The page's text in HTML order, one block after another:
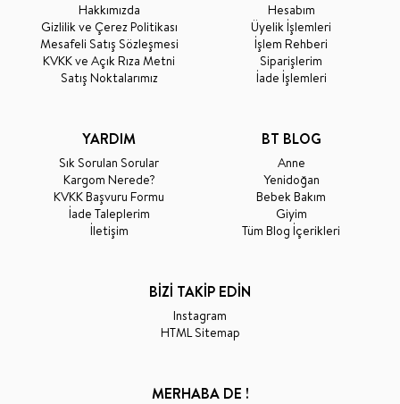
Hakkımızda
Gizlilik ve Çerez Politikası
Mesafeli Satış Sözleşmesi
KVKK ve Açık Rıza Metni
Satış Noktalarımız
Hesabım
Üyelik İşlemleri
İşlem Rehberi
Siparişlerim
İade İşlemleri
YARDIM
Sık Sorulan Sorular
Kargom Nerede?
KVKK Başvuru Formu
İade Taleplerim
İletişim
BT BLOG
Anne
Yenidoğan
Bebek Bakım
Giyim
Tüm Blog İçerikleri
BİZİ TAKİP EDİN
Instagram
HTML Sitemap
MERHABA DE !